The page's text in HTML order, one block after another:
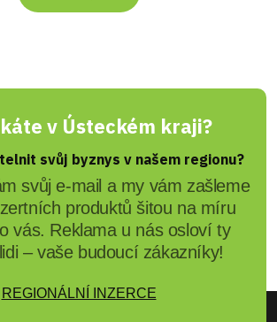
v Ústeckém kraji?
svůj byznys v našem regionu?
svůj e-mail a my vám zašleme
produktů šitou na míru
vás. Reklama u nás osloví ty
– vaše budoucí zákazníky!
REGIONÁLNÍ INZERCE